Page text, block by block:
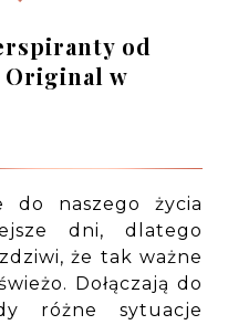
od
Original w
do naszego życia
dni, dlatego
że tak ważne
Dołączają do
różne sytuacje